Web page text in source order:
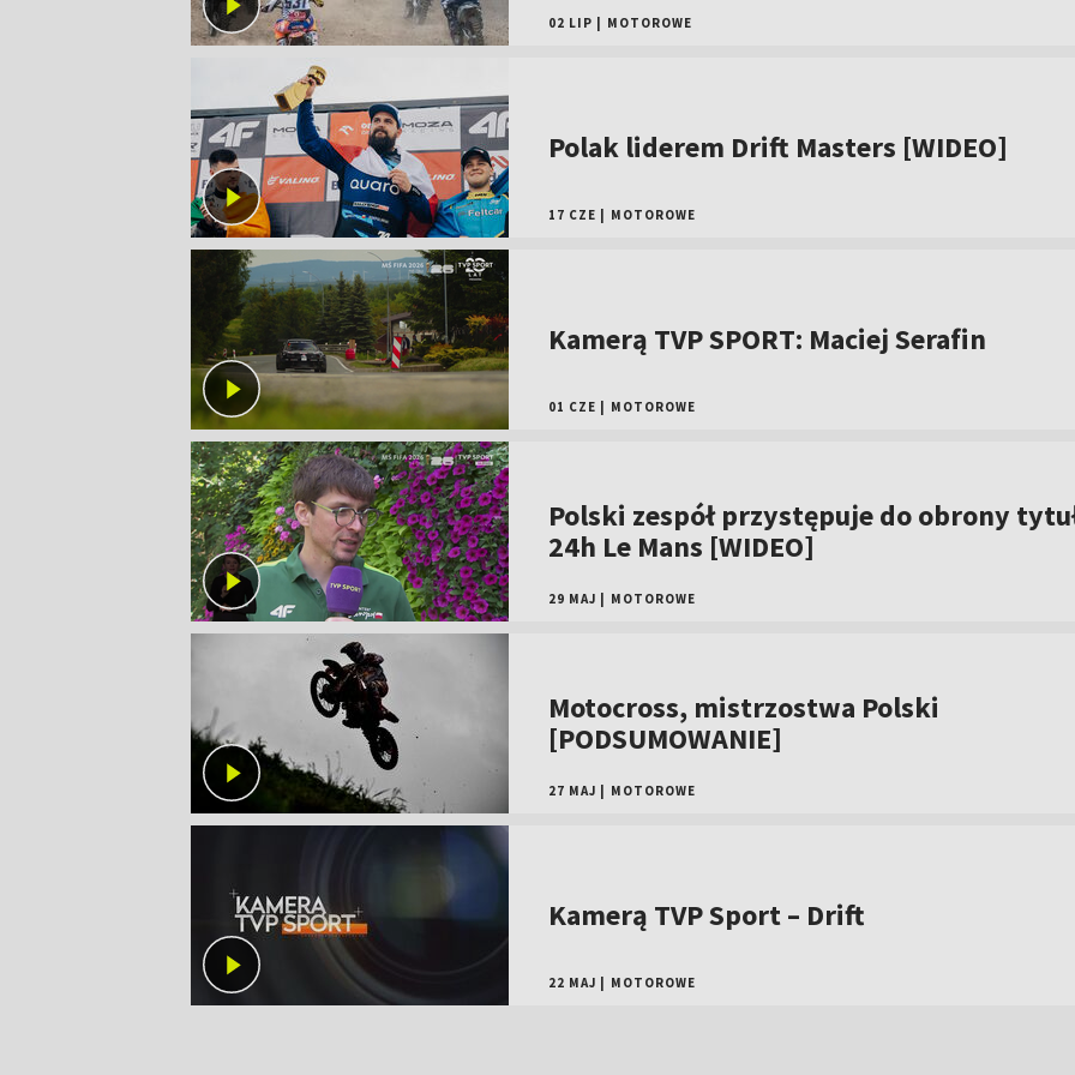
02 LIP MOTOROWE
Polak liderem Drift Masters [WIDEO]
17 CZE MOTOROWE
Kamerą TVP SPORT: Maciej Serafin
01 CZE MOTOROWE
Polski zespół przystępuje do obrony
24h Le Mans [WIDEO]
29 MAJ MOTOROWE
Motocross, mistrzostwa Polski
[PODSUMOWANIE]
27 MAJ MOTOROWE
Kamerą TVP Sport – Drift
22 MAJ MOTOROWE